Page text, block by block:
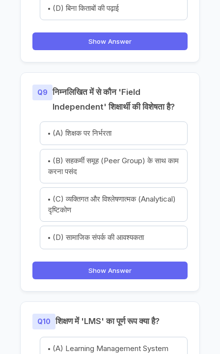
(D) बिना किताबों की पढ़ाई
Show Answer
Q9
निम्नलिखित में से कौन 'Field
Independent' शिक्षार्थी की विशेषता है?
(A) शिक्षक पर निर्भरता
(B) सहकर्मी समूह (Peer Group) के साथ काम
करना पसंद
(C) व्यक्तिगत और विश्लेषणात्मक (Analytical)
दृष्टिकोण
(D) सामाजिक संपर्क की आवश्यकता
Show Answer
Q10 शिक्षण में 'LMS' का पूर्ण रूप क्या है?
(A) Learning Management System